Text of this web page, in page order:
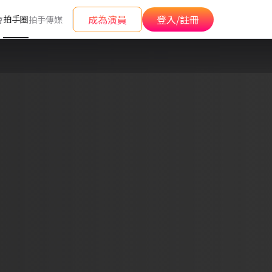
拍手圈拍手傳媒 成為演員 登入/註冊